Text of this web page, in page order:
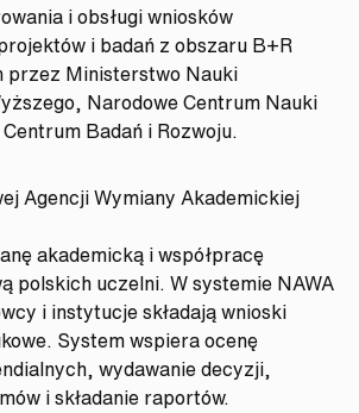
i obsługi wniosków
i badań z obszaru B+R
przez Ministerstwo Nauki
Narodowe Centrum Nauki
Badań i Rozwoju.
Agencji Wymiany Akademickiej
akademicką i współpracę
polskich uczelni. W systemie NAWA
i instytucje składają wnioski
System wspiera ocenę
wydawanie decyzji,
i składanie raportów.